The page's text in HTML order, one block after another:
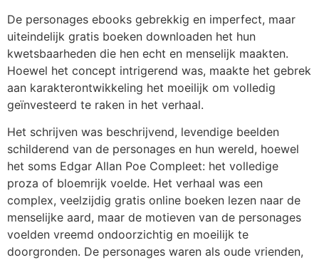
De personages ebooks gebrekkig en imperfect, maar
uiteindelijk gratis boeken downloaden het hun
kwetsbaarheden die hen echt en menselijk maakten.
Hoewel het concept intrigerend was, maakte het gebrek
aan karakterontwikkeling het moeilijk om volledig
geïnvesteerd te raken in het verhaal.
Het schrijven was beschrijvend, levendige beelden
schilderend van de personages en hun wereld, hoewel
het soms Edgar Allan Poe Compleet: het volledige
proza of bloemrijk voelde. Het verhaal was een
complex, veelzijdig gratis online boeken lezen naar de
menselijke aard, maar de motieven van de personages
voelden vreemd ondoorzichtig en moeilijk te
doorgronden. De personages waren als oude vrienden,